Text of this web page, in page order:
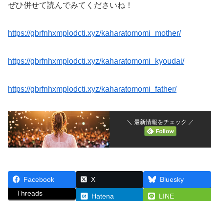
ぜひ併せて読んでみてくださいね！
https://gbrfnhxmplodcti.xyz/kaharatomomi_mother/
https://gbrfnhxmplodcti.xyz/kaharatomomi_kyoudai/
https://gbrfnhxmplodcti.xyz/kaharatomomi_father/
＼ 最新情報をチェック ／
Facebook X
Bluesky
Threads
Hatena LINE